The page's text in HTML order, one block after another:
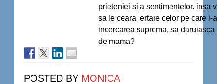
prieteniei si a sentimentelor. insa
sa le ceara iertare celor pe care i-
incercarea suprema, sa daruiasca
de mama?
POSTED BY MONICA